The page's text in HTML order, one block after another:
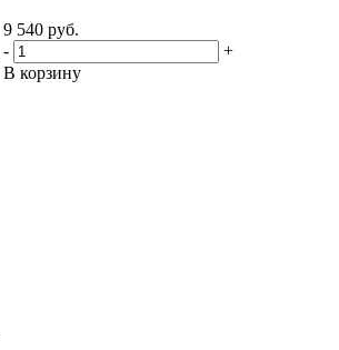
9 540 руб.
-
+
В корзину